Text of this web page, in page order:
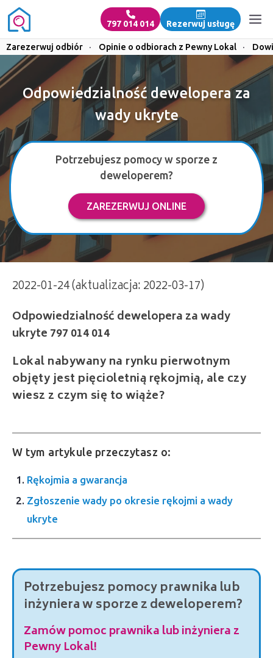
797 014 014 Rezerwuj usługę
Zarezerwuj odbiór · Opinie o odbiorach z Pewny Lokal ·
Odpowiedzialność dewelopera za
wady ukryte
Potrzebujesz pomocy w sporze z
deweloperem?
ZAREZERWUJ ONLINE
2022-01-24 (aktualizacja: 2022-03-17)
Odpowiedzialność dewelopera za wady
Lokal nabywany na rynku pierwotnym
objęty jest pięcioletnią rękojmią, ale czy
wiesz z czym się to wiąże?
W tym artykule przeczytasz o:
Rękojmia a gwarancja
Zgłoszenie wady po okresie rękojmi a wady
ukryte
Potrzebujesz pomocy prawnika lub
inżyniera w sporze z deweloperem?
Zamów pomoc prawnika lub inżyniera z
Pewny Lokal!